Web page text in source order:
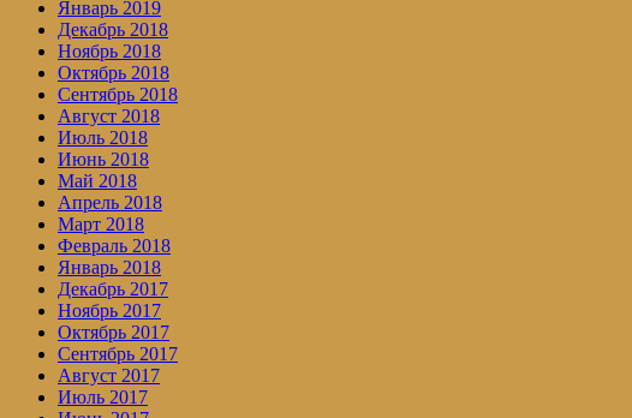
Январь 2019
Декабрь 2018
Ноябрь 2018
Октябрь 2018
Сентябрь 2018
Август 2018
Июль 2018
Июнь 2018
Май 2018
Апрель 2018
Март 2018
Февраль 2018
Январь 2018
Декабрь 2017
Ноябрь 2017
Октябрь 2017
Сентябрь 2017
Август 2017
Июль 2017